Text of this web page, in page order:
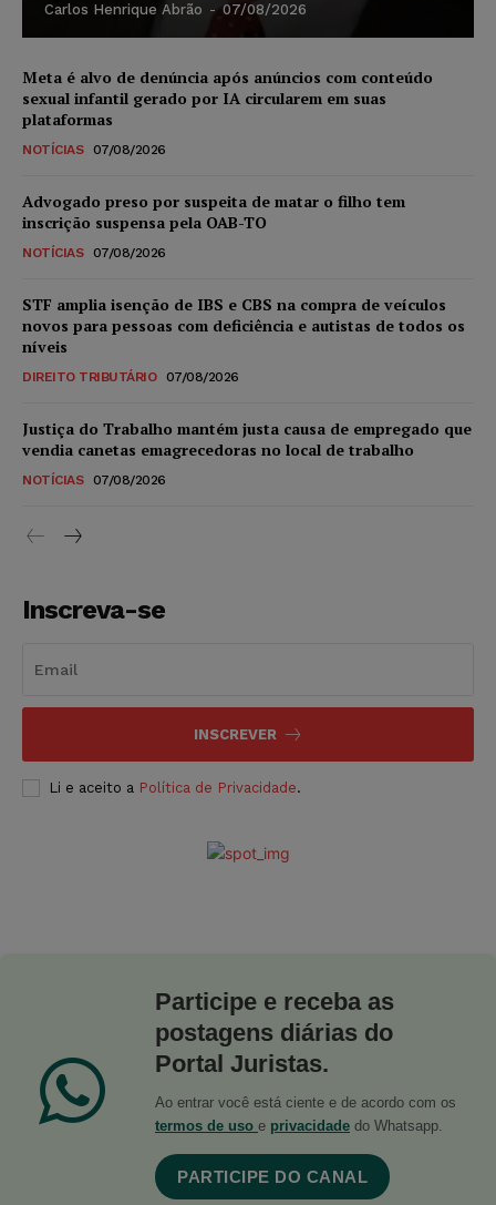
Carlos Henrique Abrão - 07/08/2026
Meta é alvo de denúncia após anúncios com conteúdo
sexual infantil gerado por IA circularem em suas
plataformas
NOTÍCIAS 07/08/2026
Advogado preso por suspeita de matar o filho tem
inscrição suspensa pela OAB-TO
NOTÍCIAS 07/08/2026
STF amplia isenção de IBS e CBS na compra de veículos
novos para pessoas com deficiência e autistas de todos os
níveis
DIREITO TRIBUTÁRIO 07/08/2026
Justiça do Trabalho mantém justa causa de empregado que
vendia canetas emagrecedoras no local de trabalho
NOTÍCIAS 07/08/2026
Inscreva-se
INSCREVER
Li e aceito a Política de Privacidade.
Participe e receba as
postagens diárias do
Portal Juristas.
Ao entrar você está ciente e de acordo com os
termos de uso e privacidade do Whatsapp.
PARTICIPE DO CANAL